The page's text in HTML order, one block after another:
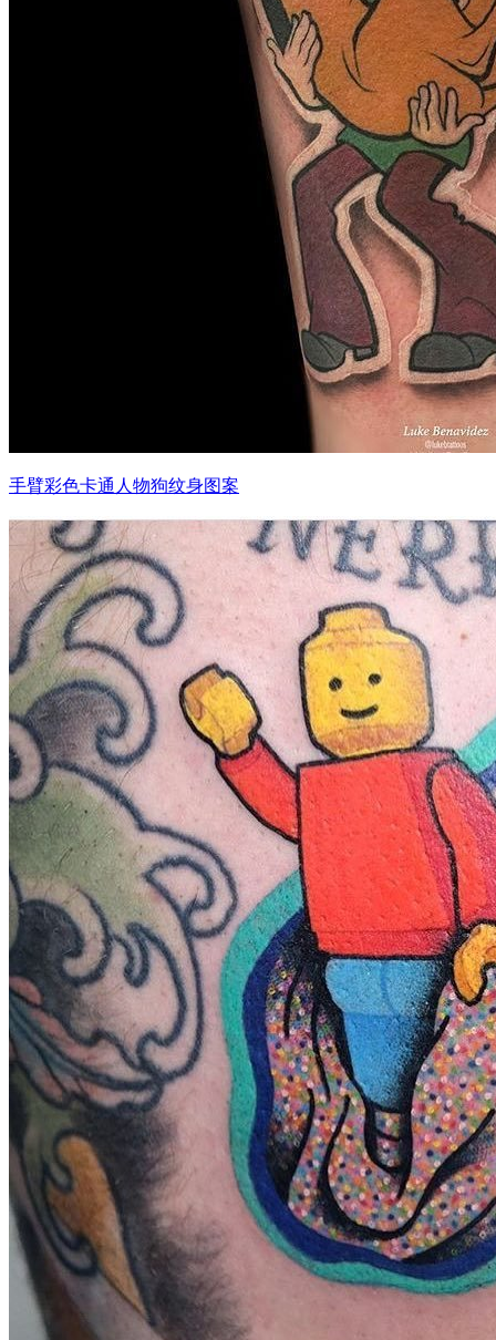
手臂彩色卡通人物狗纹身图案